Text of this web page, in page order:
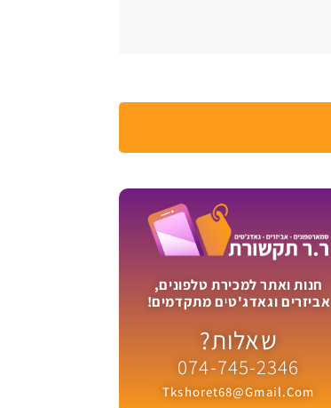
חנות ואתר למכירת טלפונים,
אביזרים וגאדג'טים מתקדמים!
שאלות?
074-745-2346
Tkshoret68@gmail.com